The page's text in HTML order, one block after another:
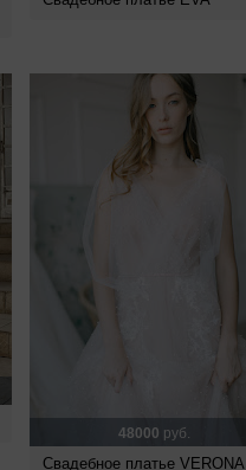
48000 руб.
Свадебное платье VERONA